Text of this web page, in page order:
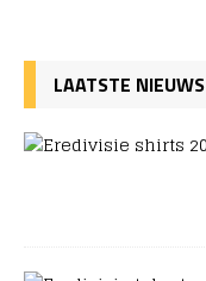
LAATSTE NIEUWS